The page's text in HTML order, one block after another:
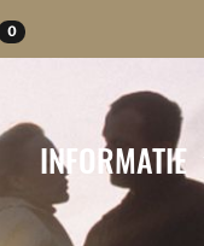
0
INFORMATIE